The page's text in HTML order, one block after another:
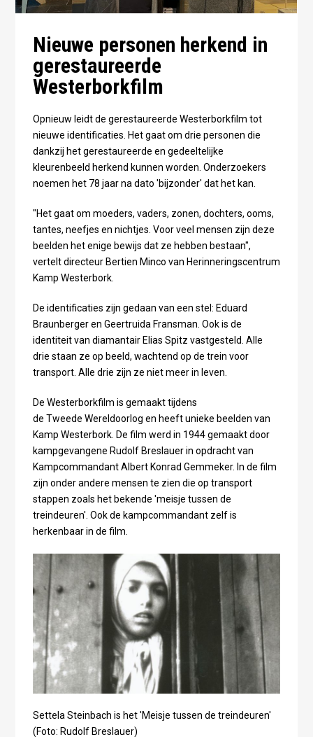
Nieuwe personen herkend in
gerestaureerde
Westerborkfilm
Opnieuw leidt de gerestaureerde Westerborkfilm tot
nieuwe identificaties. Het gaat om drie personen die
dankzij het gerestaureerde en gedeeltelijke
kleurenbeeld herkend kunnen worden. Onderzoekers
noemen het 78 jaar na dato 'bijzonder' dat het kan.
"Het gaat om moeders, vaders, zonen, dochters, ooms,
tantes, neefjes en nichtjes. Voor veel mensen zijn deze
beelden het enige bewijs dat ze hebben bestaan",
vertelt directeur Bertien Minco van Herinneringscentrum
Kamp Westerbork.
De identificaties zijn gedaan van een stel: Eduard
Braunberger en Geertruida Fransman. Ook is de
identiteit van diamantair Elias Spitz vastgesteld. Alle
drie staan ze op beeld, wachtend op de trein voor
transport. Alle drie zijn ze niet meer in leven.
De Westerborkfilm is gemaakt tijdens
de Tweede Wereldoorlog en heeft unieke beelden van
Kamp Westerbork. De film werd in 1944 gemaakt door
kampgevangene Rudolf Breslauer in opdracht van
Kampcommandant Albert Konrad Gemmeker. In de film
zijn onder andere mensen te zien die op transport
stappen zoals het bekende 'meisje tussen de
treindeuren'. Ook de kampcommandant zelf is
herkenbaar in de film.
Settela Steinbach is het 'Meisje tussen de treindeuren'
(Foto: Rudolf Breslauer)